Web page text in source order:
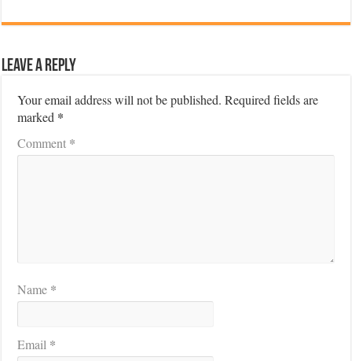
Leave a Reply
Your email address will not be published. Required fields are
marked *
Comment *
Name *
Email *